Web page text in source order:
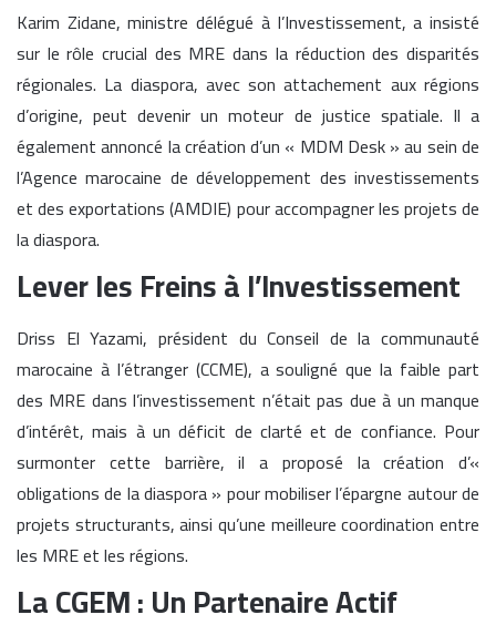
Karim Zidane, ministre délégué à l’Investissement, a insisté
sur le rôle crucial des MRE dans la réduction des disparités
régionales. La diaspora, avec son attachement aux régions
d’origine, peut devenir un moteur de justice spatiale. Il a
également annoncé la création d’un « MDM Desk » au sein de
l’Agence marocaine de développement des investissements
et des exportations (AMDIE) pour accompagner les projets de
la diaspora.
Lever les Freins à l’Investissement
Driss El Yazami, président du Conseil de la communauté
marocaine à l’étranger (CCME), a souligné que la faible part
des MRE dans l’investissement n’était pas due à un manque
d’intérêt, mais à un déficit de clarté et de confiance. Pour
surmonter cette barrière, il a proposé la création d’«
obligations de la diaspora » pour mobiliser l’épargne autour de
projets structurants, ainsi qu’une meilleure coordination entre
les MRE et les régions.
La CGEM : Un Partenaire Actif